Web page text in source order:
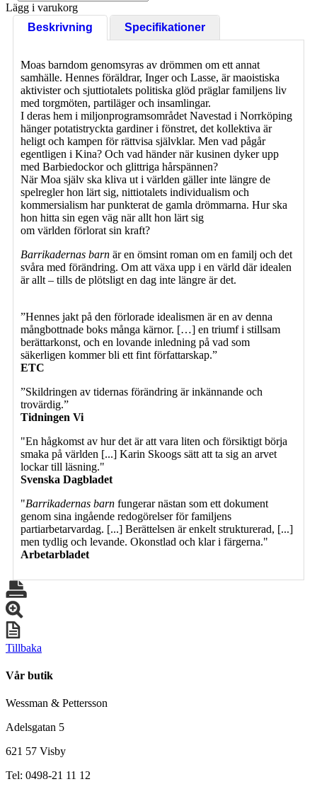
Lägg i varukorg
Beskrivning
Specifikationer
Moas barndom genomsyras av drömmen om ett annat
samhälle. Hennes föräldrar, Inger och Lasse, är maoistiska
aktivister och sjuttiotalets politiska glöd präglar familjens liv
med torgmöten, partiläger och insamlingar.
I deras hem i miljonprogramsområdet Navestad i Norrköping
hänger potatistryckta gardiner i fönstret, det kollektiva är
heligt och kampen för rättvisa självklar. Men vad pågår
egentligen i Kina? Och vad händer när kusinen dyker upp
med Barbiedockor och glittriga hårspännen?
När Moa själv ska kliva ut i världen gäller inte längre de
spelregler hon lärt sig, nittiotalets individualism och
kommersialism har punkterat de gamla drömmarna. Hur ska
hon hitta sin egen väg när allt hon lärt sig
om världen förlorat sin kraft?
Barrikadernas barn är en ömsint roman om en familj och det
svåra med förändring. Om att växa upp i en värld där idealen
är allt – tills de plötsligt en dag inte längre är det.
”Hennes jakt på den förlorade idealismen är en av denna
mångbottnade boks många kärnor. […] en triumf i stillsam
berättarkonst, och en lovande inledning på vad som
säkerligen kommer bli ett fint författarskap.”
ETC
”Skildringen av tidernas förändring är inkännande och
trovärdig.”
Tidningen Vi
"En hågkomst av hur det är att vara liten och försiktigt börja
smaka på världen [...] Karin Skoogs sätt att ta sig an arvet
lockar till läsning."
Svenska Dagbladet
"Barrikadernas barn fungerar nästan som ett dokument
genom sina ingående redogörelser för familjens
partiarbetarvardag. [...] Berättelsen är enkelt strukturerad, [...]
men tydlig och levande. Okonstlad och klar i färgerna."
Arbetarbladet
Tillbaka
Vår butik
Wessman & Pettersson
Adelsgatan 5
621 57 Visby
Tel: 0498-21 11 12